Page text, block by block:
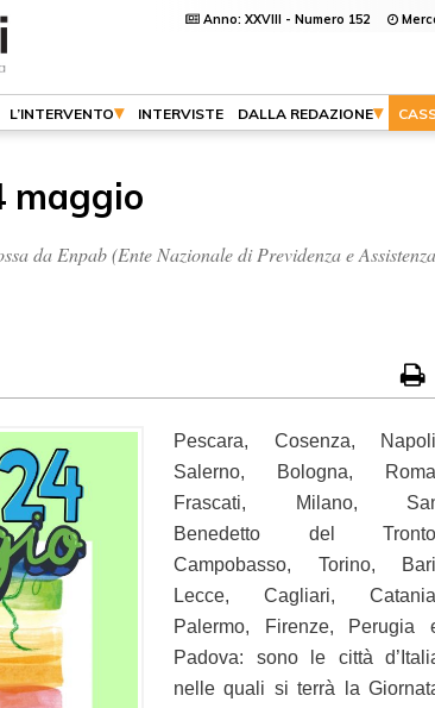
Anno: XXVIII - Numero 152
L’INTERVENTO INTERVISTE DALLA REDAZIONE
maggio
da Enpab (Ente Nazionale di Previdenza e Assistenza
Pescara, Cosenza,
Salerno, Bologna,
Frascati, Milano,
Benedetto del
Campobasso, Torino,
Lecce, Cagliari,
Palermo, Firenze, Perugia
Padova: sono le città
nelle quali si terrà la